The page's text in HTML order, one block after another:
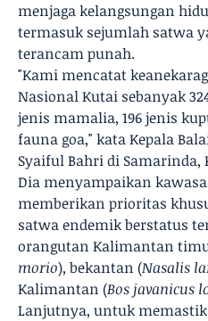
menjaga kelangsungan
termasuk sejumlah satwa
terancam punah.
"Kami mencatat
Nasional Kutai sebanyak
jenis mamalia, 196 jenis
fauna goa," kata Kepala
Syaiful Bahri di Samarinda,
Dia menyampaikan
memberikan prioritas
satwa endemik berstatus
orangutan Kalimantan
morio), bekantan (Nasalis
Kalimantan (Bos javanicus
Lanjutnya, untuk